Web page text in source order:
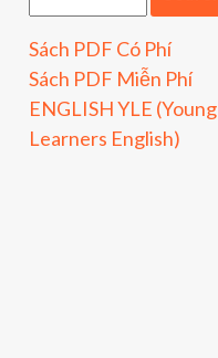
Sách PDF Có Phí
Sách PDF Miễn Phí
ENGLISH YLE (Young
Learners English)